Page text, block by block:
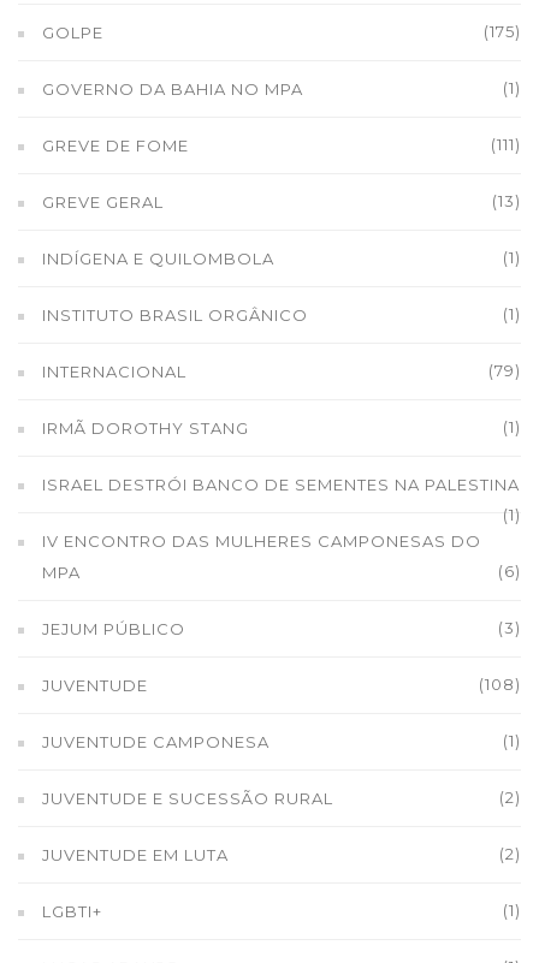
GOLPE (175)
GOVERNO DA BAHIA NO MPA (1)
GREVE DE FOME (111)
GREVE GERAL (13)
INDÍGENA E QUILOMBOLA (1)
INSTITUTO BRASIL ORGÂNICO (1)
INTERNACIONAL (79)
IRMÃ DOROTHY STANG (1)
ISRAEL DESTRÓI BANCO DE SEMENTES NA PALESTINA
(1)
IV ENCONTRO DAS MULHERES CAMPONESAS DO
MPA
(6)
JEJUM PÚBLICO (3)
JUVENTUDE (108)
JUVENTUDE CAMPONESA (1)
JUVENTUDE E SUCESSÃO RURAL (2)
JUVENTUDE EM LUTA (2)
LGBTI+ (1)